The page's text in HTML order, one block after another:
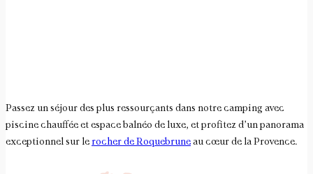
Passez un séjour des plus ressourçants dans notre camping avec
piscine chauffée et espace balnéo de luxe, et profitez d’un panorama
exceptionnel sur le rocher de Roquebrune au cœur de la Provence.